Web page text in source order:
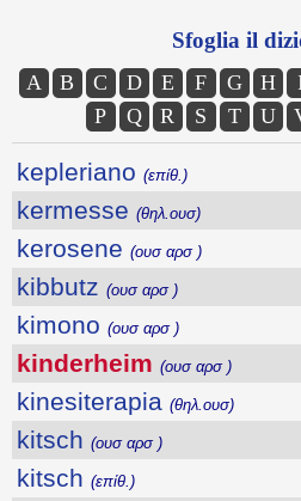
Sfoglia il
A B C D E F G H
P
Q R S T U
kepleriano (επίθ.)
kermesse (θηλ.ουσ)
kerosene (ουσ αρσ )
kibbutz (ουσ αρσ )
kimono (ουσ αρσ )
kinderheim (ουσ αρσ )
kinesiterapia (θηλ.ουσ)
kitsch (ουσ αρσ )
kitsch (επίθ.)